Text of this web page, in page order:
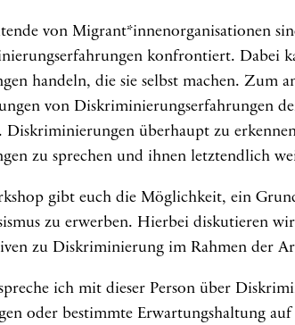
von Migrant*innenorganisationen
konfrontiert. Dabei
handeln, die sie selbst machen. Zum
von Diskriminierungserfahrungen
Diskriminierungen überhaupt zu
zu sprechen und ihnen letztendlich
gibt euch die Möglichkeit, ein
zu erwerben. Hierbei diskutieren
zu Diskriminierung im Rahmen der
ich mit dieser Person über
oder bestimmte Erwartungshaltung auf